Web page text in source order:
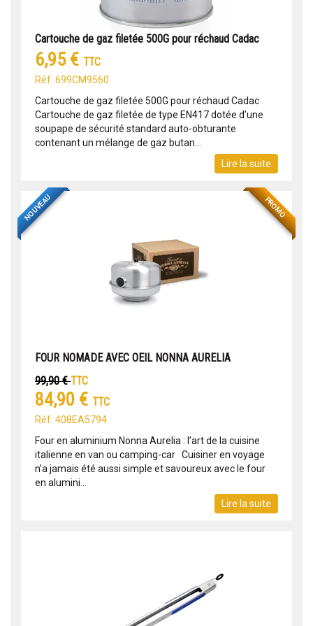
Cartouche de gaz filetée 500G pour réchaud Cadac
6,95 € TTC
Réf: 699CM9560
Cartouche de gaz filetée 500G pour réchaud Cadac
Cartouche de gaz filetée de type EN417 dotée d’une
soupape de sécurité standard auto-obturante
contenant un mélange de gaz butan...
Lire la suite
PROMO
NOUVEAU
FOUR NOMADE AVEC OEIL NONNA AURELIA
99,90 €TTC
84,90 € TTC
Réf: 408EA5794
Four en aluminium Nonna Aurelia : l’art de la cuisine
italienne en van ou camping-car Cuisiner en voyage
n’a jamais été aussi simple et savoureux avec le four
en alumini...
Lire la suite